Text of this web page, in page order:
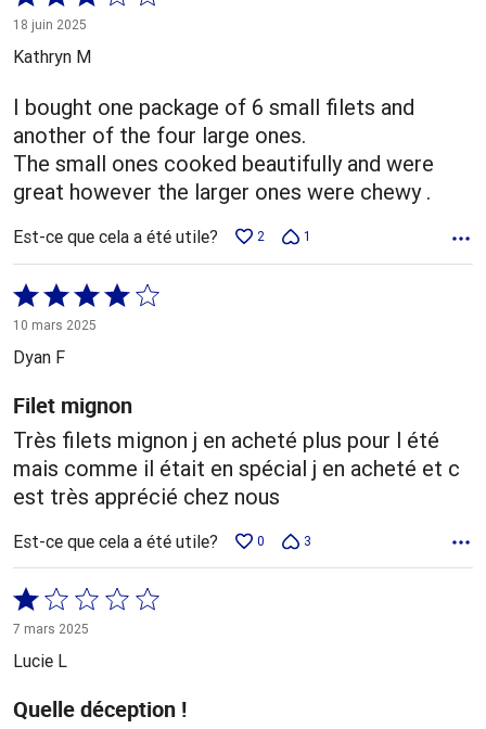
3 sur
5
18 juin 2025
Kathryn M
I bought one package of 6 small filets and
another of the four large ones.
The small ones cooked beautifully and were
great however the larger ones were chewy .
Est-ce que cela a été utile? 2 1
Coté
4 sur
5
10 mars 2025
Dyan F
Filet mignon
Très filets mignon j en acheté plus pour l été
mais comme il était en spécial j en acheté et c
est très apprécié chez nous
Est-ce que cela a été utile? 0 3
Coté
1 sur
5
7 mars 2025
Lucie L
Quelle déception !